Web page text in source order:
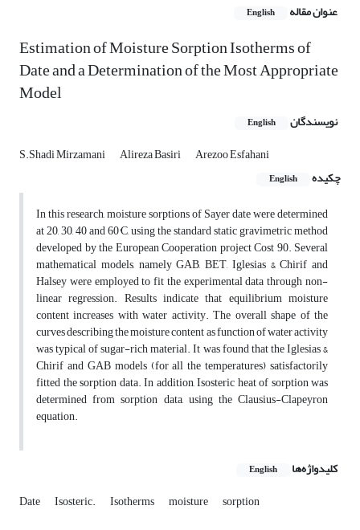
عنوان مقاله English
Estimation of Moisture Sorption Isotherms of
Date and a Determination of the Most Appropriate
Model
نویسندگان English
S.Shadi Mirzamani Alireza Basiri
Arezoo Esfahani
چکیده
English
In this research, moisture sorptions of Sayer date were determined
at 20, 30, 40 and 60°C, using the standard static gravimetric method
developed by the European Cooperation project Cost 90. Several
mathematical models, namely GAB, BET, Iglesias & Chirif and
Halsey were employed to fit the experimental data through non-
linear regression. Results indicate that equilibrium moisture
content increases with water activity. The overall shape of the
curves describing the moisture content as function of water activity
was typical of sugar-rich material. It was found that the Iglesias &
Chirif and GAB models (for all the temperatures) satisfactorily
fitted the sorption data. In addition, Isosteric heat of sorption was
determined from sorption data, using the Clausius-Clapeyron
equation.
کلیدواژه‌ها English
Date Isosteric. Isotherms moisture sorption